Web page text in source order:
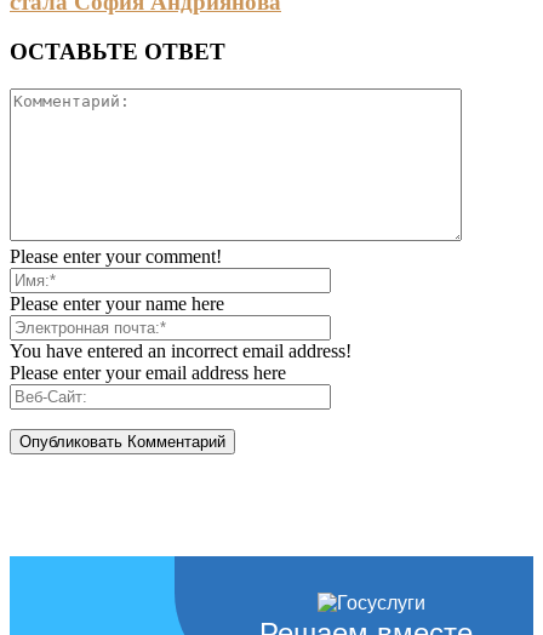
ОСТАВЬТЕ ОТВЕТ
Please enter your comment!
Please enter your name here
You have entered an incorrect email address!
Please enter your email address here